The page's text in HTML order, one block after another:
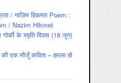
/ नाज़िम हिकमत Poem :
/ Nazim Hikmet
गोर्की के स्मृति दिवस (18 जून)
एक मौजूँ कविता – हमला हो